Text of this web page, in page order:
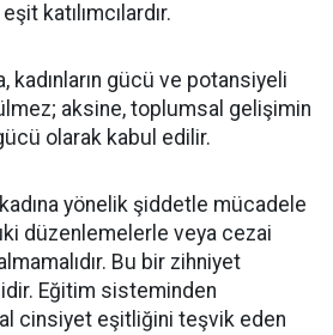
katılımcılardır.
kadınların gücü ve potansiyeli
aksine, toplumsal gelişimin
olarak kabul edilir.
yönelik şiddetle mücadele
düzenlemelerle veya cezai
Bu bir zihniyet
Eğitim sisteminden
cinsiyet eşitliğini teşvik eden